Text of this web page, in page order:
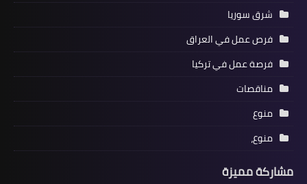
شرق سوريا
فرص عمل في العراق
فرصة عمل في تركيا
مناقصات
منوع
منوع،
مشاركة مميزة